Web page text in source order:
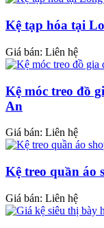
Kệ tạp hóa tại
Giá bán: Liên hệ
Kệ móc treo đồ
An
Giá bán: Liên hệ
Kệ treo quần áo
Giá bán: Liên hệ